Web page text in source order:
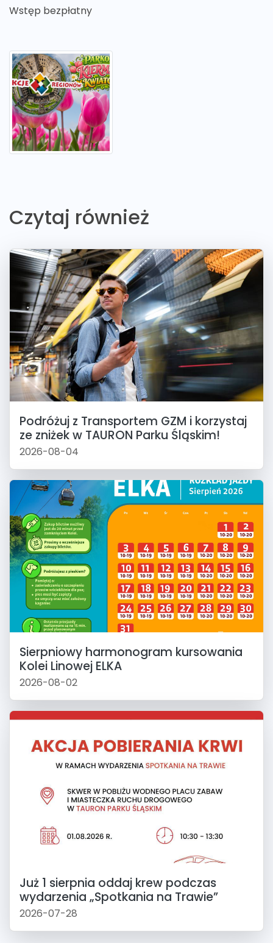
Wstęp bezpłatny
Czytaj również
Podróżuj z Transportem GZM i korzystaj
ze zniżek w TAURON Parku Śląskim!
2026-08-04
Sierpniowy harmonogram kursowania
Kolei Linowej ELKA
2026-08-02
Już 1 sierpnia oddaj krew podczas
wydarzenia „Spotkania na Trawie”
2026-07-28